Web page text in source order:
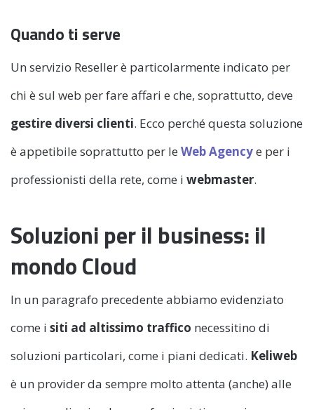
Quando ti serve
Un servizio Reseller è particolarmente indicato per
chi è sul web per fare affari e che, soprattutto, deve
gestire diversi clienti. Ecco perché questa soluzione
è appetibile soprattutto per le Web Agencye per i
professionisti della rete, come i webmaster.
Soluzioni per il business: il
mondo Cloud
In un paragrafo precedente abbiamo evidenziato
come i siti ad altissimo traffico necessitino di
soluzioni particolari, come i piani dedicati. Keliweb
è un provider da sempre molto attenta (anche) alle